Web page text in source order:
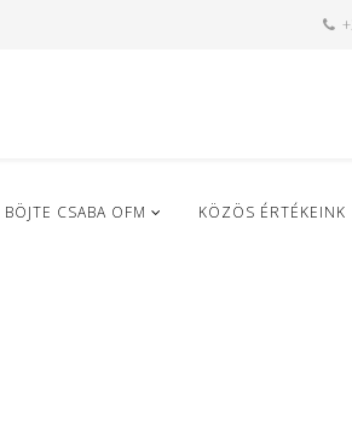
BÖJTE CSABA OFM KÖZÖS ÉRTÉKEINK